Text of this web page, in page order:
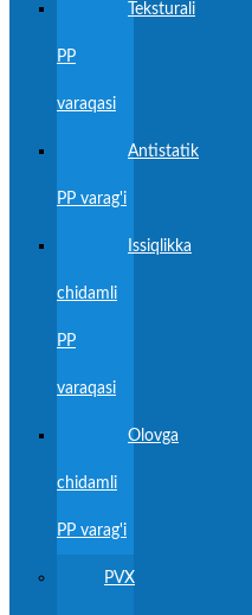
Teksturali
PP
varaqasi
Antistatik
PP varag'i
Issiqlikka
chidamli
PP
varaqasi
Olovga
chidamli
PP varag'i
PVX